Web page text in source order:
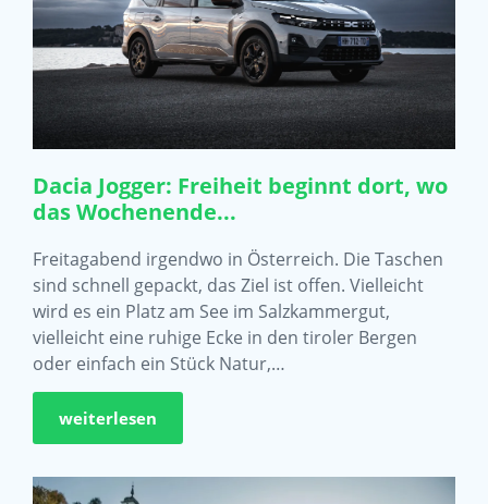
Dacia Jogger: Freiheit beginnt dort, wo
das Wochenende...
Freitagabend irgendwo in Österreich. Die Taschen
sind schnell gepackt, das Ziel ist offen. Vielleicht
wird es ein Platz am See im Salzkammergut,
vielleicht eine ruhige Ecke in den tiroler Bergen
oder einfach ein Stück Natur,…
weiterlesen